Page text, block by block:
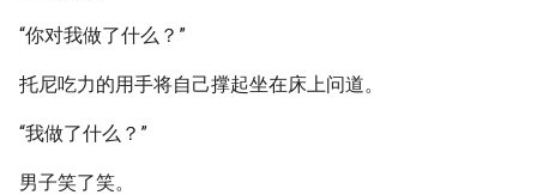
“你对我做了什么？”
托尼吃力的用手将自己撑起坐在床上问道。
“我做了什么？”
男子笑了笑。